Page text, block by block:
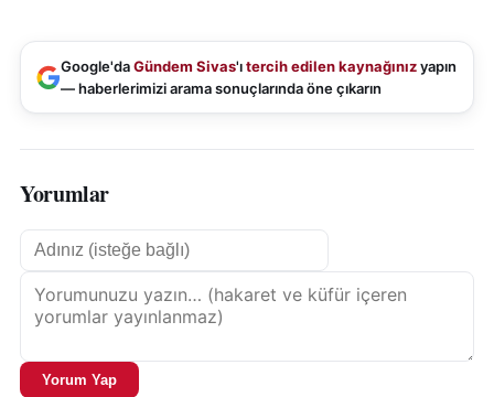
Google'daGündem Sivas'ıtercih edilen kaynağınızyapın
— haberlerimizi arama sonuçlarında öne çıkarın
Yorumlar
Yorum Yap